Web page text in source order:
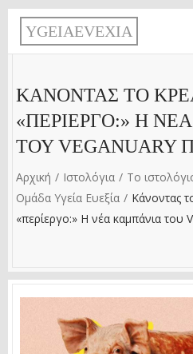
Παράκαμψη προς το κυρίως
YGEIAEVEXIA
ΚΆΝΟΝΤΑΣ ΤΟ
«ΠΕΡΊΕΡΓΟ:» Η
ΤΟΥ VEGANUARY
Αρχική Ιστολόγια
Το
Ομάδα Υγεία Ευεξία
Κάνοντας
«περίεργο:» Η νέα καμπάνια του